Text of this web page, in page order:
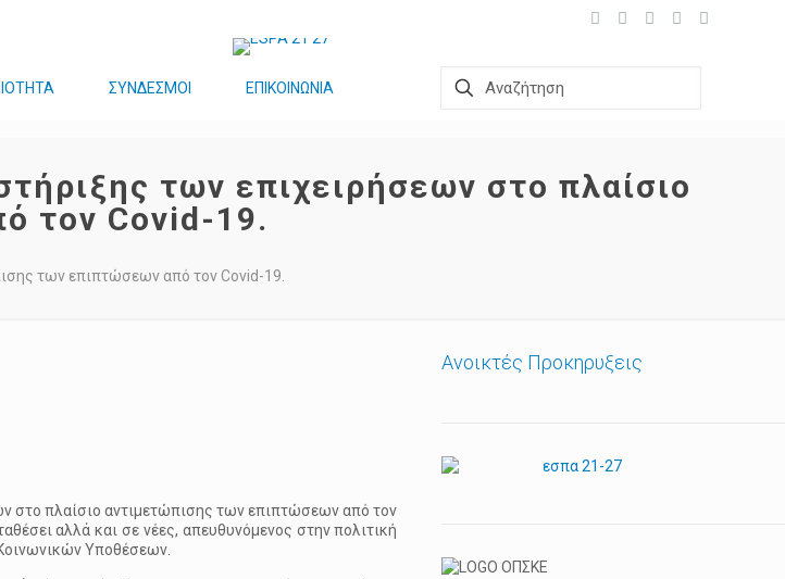
ΣΥΝΔΕΣΜΟΙ ΕΠΙΚΟΙΝΩΝΙΑ
των επιχειρήσεων στο πλαίσιο
τον Covid-19.
των επιπτώσεων από τον Covid-19.
στο πλαίσιο αντιμετώπισης των επιπτώσεων από τον
αλλά και σε νέες, απευθυνόμενος στην πολιτική
Υποθέσεων.
Ανοικτές Προκηρυξεις